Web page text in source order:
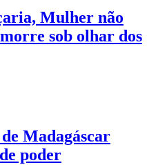
Mulher não
sob olhar dos
Madagáscar
poder